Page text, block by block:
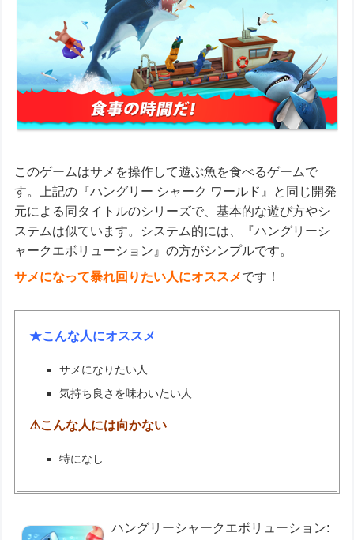
このゲームはサメを操作して遊ぶ魚を食べるゲームで
す。上記の『ハングリー シャーク ワールド』と同じ開発
元による同タイトルのシリーズで、基本的な遊び方やシ
ステムは似ています。システム的には、『ハングリーシ
ャークエボリューション』の方がシンプルです。
サメになって暴れ回りたい人にオススメです！
★こんな人にオススメ
サメになりたい人
気持ち良さを味わいたい人
⚠こんな人には向かない
特になし
ハングリーシャークエボリューション: